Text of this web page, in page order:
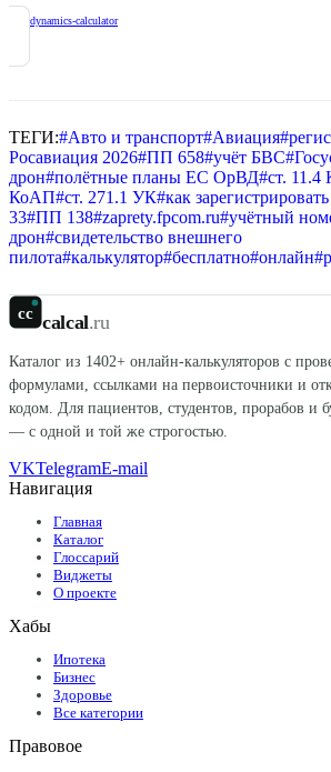
aerodynamics-calculator
ТЕГИ:#Авто и транспорт#Авиация#
Росавиация 2026#ПП 658#учёт БВС#
дрон#полётные планы ЕС ОрВД#ст.
КоАП#ст. 271.1 УК#как
33#ПП 138#zaprety.fpcom.ru#учётный
дрон#свидетельство внешнего
пилота#калькулятор#бесплатно#онлайн#
cc calcal.ru
Каталог из 1402+ онлайн-калькуляторов с
формулами, ссылками на первоисточники и
кодом. Для пациентов, студентов, прорабов и
— с одной и той же строгостью.
VKTelegramE-mail
Навигация
Главная
Каталог
Глоссарий
Виджеты
О проекте
Хабы
Ипотека
Бизнес
Здоровье
Все категории
Правовое